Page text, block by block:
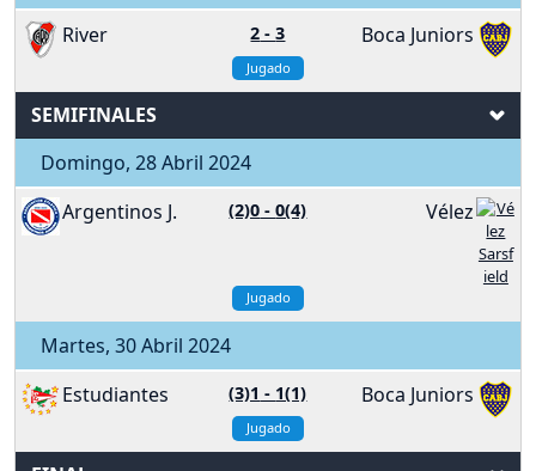
River
2 -3 Boca Juniors
Jugado
SEMIFINALES
Domingo, 28 Abril 2024
Argentinos J.
(2)0 -0(4) Vélez
Jugado
Martes, 30 Abril 2024
Estudiantes
(3)1 - 1(1) Boca Juniors
Jugado